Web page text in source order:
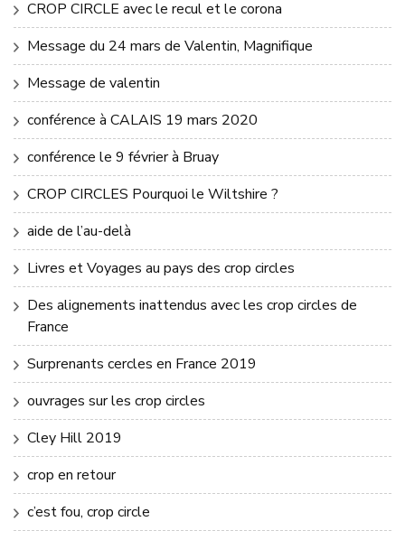
CROP CIRCLE avec le recul et le corona
Message du 24 mars de Valentin, Magnifique
Message de valentin
conférence à CALAIS 19 mars 2020
conférence le 9 février à Bruay
CROP CIRCLES Pourquoi le Wiltshire ?
aide de l’au-delà
Livres et Voyages au pays des crop circles
Des alignements inattendus avec les crop circles de
France
Surprenants cercles en France 2019
ouvrages sur les crop circles
Cley Hill 2019
crop en retour
c’est fou, crop circle